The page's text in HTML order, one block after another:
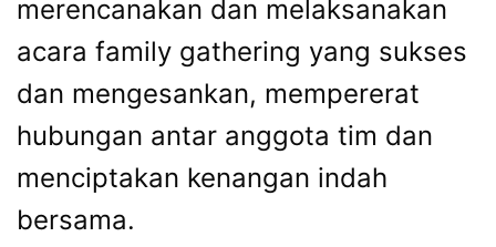
merencanakan dan melaksanakan
acara family gathering yang sukses
dan mengesankan, mempererat
hubungan antar anggota tim dan
menciptakan kenangan indah
bersama.